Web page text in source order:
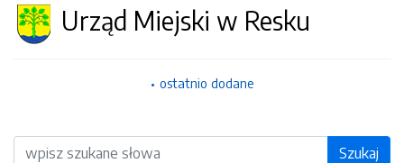
Urząd Miejski w Resku
ostatnio dodane
Wyszukiwarka Szukaj